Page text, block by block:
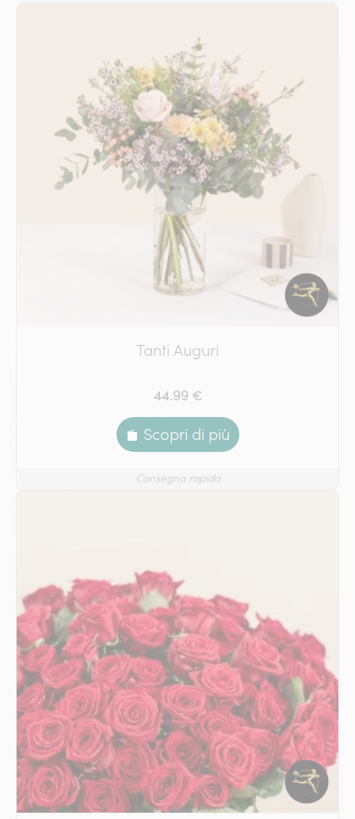
Tanti Auguri
44.99 €
Scopri di più
Consegna rapida